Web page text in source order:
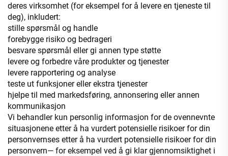
deres virksomhet (for eksempel for å levere en tjeneste til
deg), inkludert:
stille spørsmål og handle
forebygge risiko og bedrageri
besvare spørsmål eller gi annen type støtte
levere og forbedre våre produkter og tjenester
levere rapportering og analyse
teste ut funksjoner eller ekstra tjenester
hjelpe til med markedsføring, annonsering eller annen
kommunikasjon
Vi behandler kun personlig informasjon for de ovennevnte
situasjonene etter å ha vurdert potensielle risikoer for din
personvernses etter å ha vurdert potensielle risikoer for din
personvern— for eksempel ved å gi klar gjennomsiktighet i